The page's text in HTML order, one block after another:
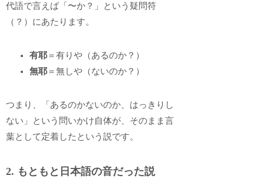
代語で言えば「〜か？」という疑問符
（？）にあたります。
有耶＝有りや（あるのか？）
無耶＝無しや（ないのか？）
つまり、「あるのかないのか、はっきりし
ない」という問いかけ自体が、そのまま言
葉として定着したという説です。
2. もともと日本語の音だった説